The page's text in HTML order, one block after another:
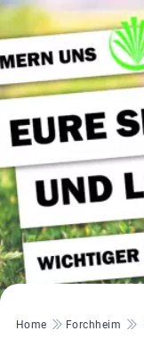
Pfadnavigation
Home Forchheim